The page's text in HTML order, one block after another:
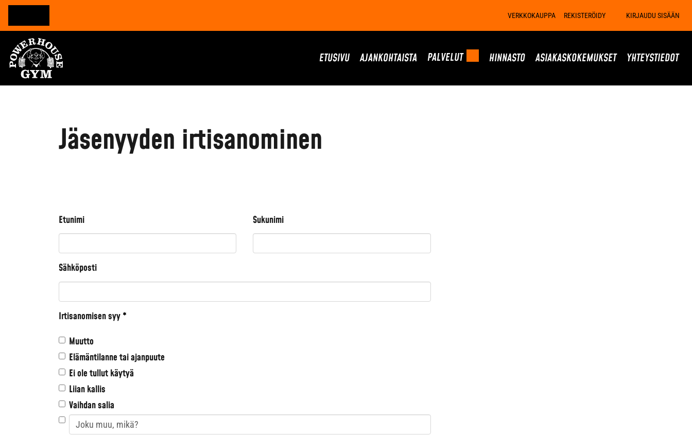
VERKKOKAUPPA REKISTERÖIDY KIRJAUDU SISÄÄN
ETUSIVU AJANKOHTAISTA PALVELUT HINNASTO ASIAKASKOKEMUKSET YHTEYSTIEDOT
Jäsenyyden irtisanominen
Etunimi Sukunimi
Sähköposti
Irtisanomisen syy *
Muutto
Elämäntilanne tai ajanpuute
Ei ole tullut käytyä
Liian kallis
Vaihdan salia